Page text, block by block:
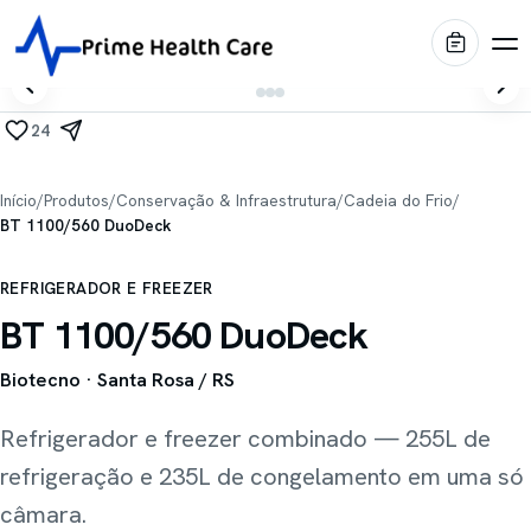
Centro Cirúrgico
Internação & Home Care
Conservação & Infraestrutura
Blue Health
Locação EaaS
Shimadzu
Imagem médica
Stiegelmeyer
Oqtis
Mesas cirúrgicas
Biotecno
Portfólio
Prime Intelligence
24
Início/Produtos/Conservação & Infraestrutura/Cadeia do Frio/
BT 1100/560 DuoDeck
REFRIGERADOR E FREEZER
BT 1100/560 DuoDeck
Biotecno · Santa Rosa / RS
Refrigerador e freezer combinado — 255L de
refrigeração e 235L de congelamento em uma só
câmara.